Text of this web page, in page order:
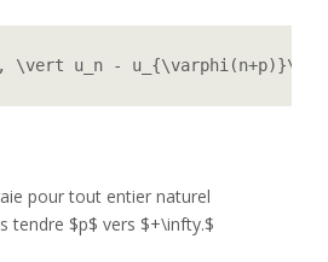
u_n -
pour tout entier naturel
tendre $p$ vers $+\infty.$